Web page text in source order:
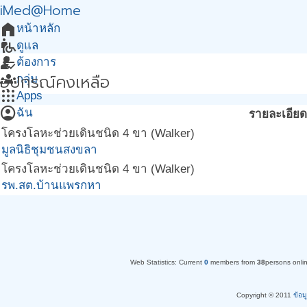
iMed@Home
home หน้าหลัก
wheelchair_pickupดูแล
how_to_regต้องการ
groupsกลุ่ม
appsApps
account_circleฉัน
arrow_back
อุปกรณ์คงเหลือ
รายละเอียด
โครงโลหะช่วยเดินชนิด 4 ขา (Walker)
มูลนิธิชุมชนสงขลา
โครงโลหะช่วยเดินชนิด 4 ขา (Walker)
รพ.สต.บ้านแพรกหา
Web Statistics: Current 0 members from 38persons
Copyright © 2011 ข้อ